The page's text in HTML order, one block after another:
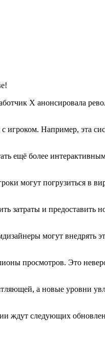
X анонсировала
игроком. Например, эта
ещё более
могут погрузиться в
затраты и предоставить
могут внедрять
просмотров. Это
а новые уровни
ждут следующих